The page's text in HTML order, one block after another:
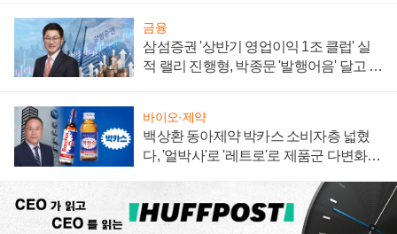
금융
삼섬증권 '상반기 영업이익 1조 클럽' 실
적 랠리 진행형, 박종문 '발행어음' 달고 연
바이오·제약
백상환 동아제약 박카스 소비자층 넓혔
다, '얼박사'로 '레트로'로 제품군 다변화